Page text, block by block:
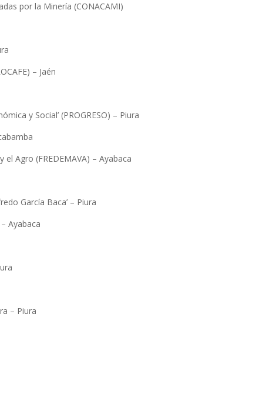
por la Minería (CONACAMI)
– Jaén
y Social’ (PROGRESO) – Piura
Agro (FREDEMAVA) – Ayabaca
García Baca’ – Piura
Ayabaca
– Piura